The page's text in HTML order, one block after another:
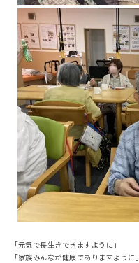
「元気で長生きできますように」
「家族みんなが健康でありますように」